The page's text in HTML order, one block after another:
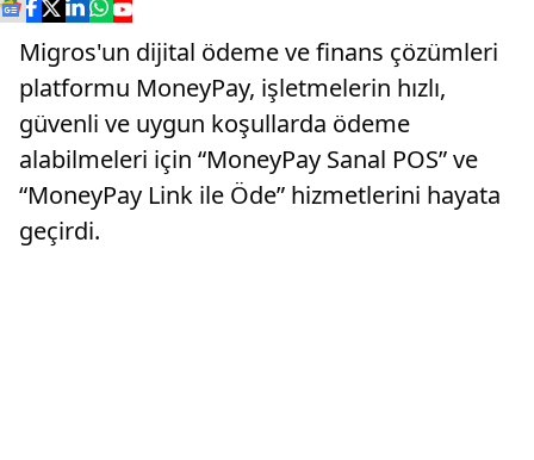
Migros'un dijital ödeme ve finans çözümleri
platformu MoneyPay, işletmelerin hızlı,
güvenli ve uygun koşullarda ödeme
alabilmeleri için “MoneyPay Sanal POS” ve
“MoneyPay Link ile Öde” hizmetlerini hayata
geçirdi.